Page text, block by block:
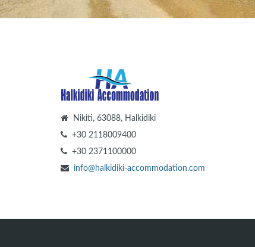
Nikiti, 63088, Halkidiki
+30 2118009400
+30 2371100000
info@halkidiki-accommodation.com